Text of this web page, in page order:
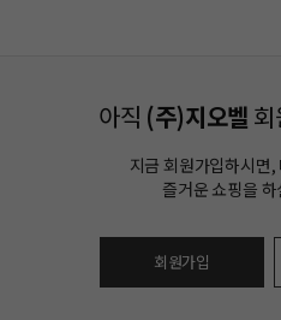
아직 (주)지오벨
지금 회원가입하시면
즐거운 쇼핑을
회원가입